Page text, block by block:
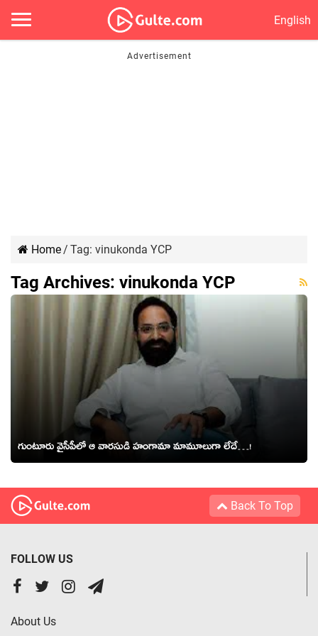
English
Home/ Tag: vinukonda YCP
Tag Archives: vinukonda YCP
గుంటూరు వైసీపీలో ఆ వార‌సుడి హంగామా మామూలుగా లేదే…!
Back To Top
FOLLOW US
About Us